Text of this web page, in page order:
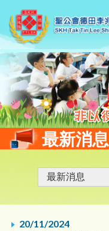
最新消息
20/11/2024